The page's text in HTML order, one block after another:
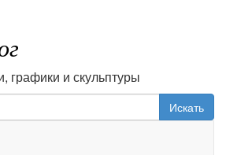
графики и скульптуры
Искать